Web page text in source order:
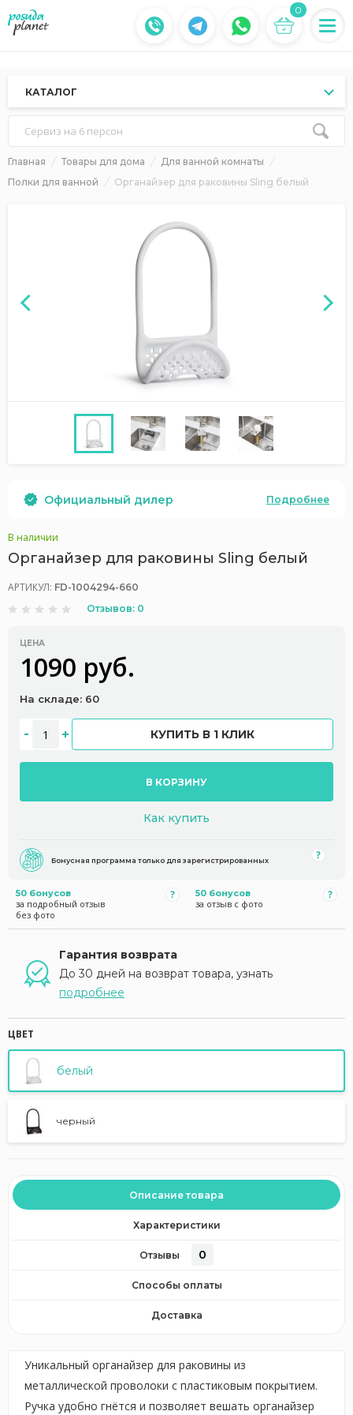
0
КАТАЛОГ
Сервиз на 6 персон
Главная Товары для дома
Для ванной комнаты
Полки для ванной
Органайзер для раковины Sling белый
Официальный дилер Подробнее
В наличии
Органайзер для раковины Sling белый
АРТИКУЛ: FD-1004294-660
Отзывов: 0
ЦЕНА
1090 руб.
На складе: 60
КУПИТЬ В 1 КЛИК
В КОРЗИНУ
Как купить
Бонусная программа только для зарегистрированных
50 бонусов
за подробный отзыв
без фото
50 бонусов
за отзыв с фото
Гарантия возврата
До 30 дней на возврат товара, узнать
подробнее
ЦВЕТ
белый
черный
Описание товара
Характеристики
Отзывы 0
Способы оплаты
Доставка
Уникальный органайзер для раковины из
металлической проволоки с пластиковым покрытием.
Ручка удобно гнётся и позволяет вешать органайзер